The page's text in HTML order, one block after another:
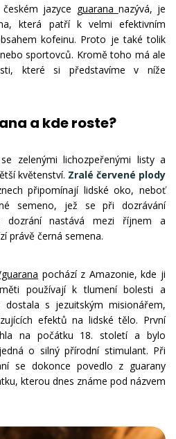
jazyce guarana nazývá, je
která patří k velmi efektivním
kofeinu. Proto je také tolik
sportovců. Kromě toho má ale
které si představíme v níže
a kde roste?
zelenými lichozpeřenými listy a
květenství. Zralé červené plody
připomínají lidské oko, neboť
semeno, jež se při dozrávání
dozrání nastává mezi říjnem a
právě černá semena.
pochází z Amazonie, kde ji
používají k tlumení bolesti a
dostala s jezuitským misionářem,
efektů na lidské tělo. První
na počátku 18. století a bylo
o silný přírodní stimulant. Při
se dokonce povedlo z guarany
kterou dnes známe pod názvem